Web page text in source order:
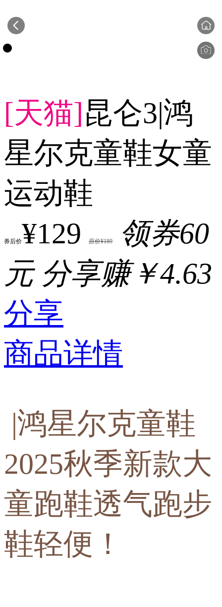
[天猫]昆仑3|鸿
星尔克童鞋女童
运动鞋
券后价¥129 原价¥189
领券60
元 分享赚￥4.63
分享
商品详情
|鸿星尔克童鞋
2025秋季新款大
童跑鞋透气跑步
鞋轻便！